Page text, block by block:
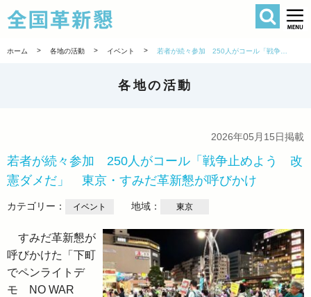
全国革新懇
検索
ホーム > 各地の活動 > イベント >
各地の活動
2026年05月15日掲載
若者が続々参加 250人がコール「戦争止めよう 改
憲ダメだ」 東京・すみだ革新懇が呼びかけ
カテゴリー： イベント 地域： 東京
すみだ革新懇が
呼びかけた「下町
でペンライトデ
モ NO WAR